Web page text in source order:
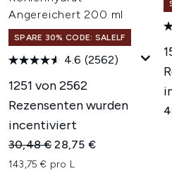
Angereichert 200 ml
SPARE 30% CODE: SALELF
4.6 (2562)
1251 von 2562
Rezensenten wurden
incentiviert
Unverbindliche
30,48 €Aktueller Preis:
28,75 €
143,75 € pro L